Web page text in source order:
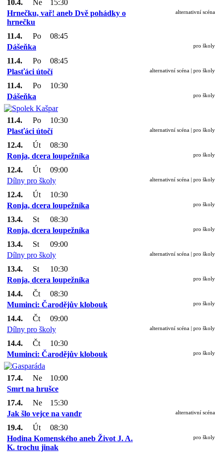
10.4. Ne
15:30
Hrnečku, vař! aneb Dvě pohádky o
hrnečku
alternativní scéna
11.4. Po
08:45
Dášeňka
pro školy
11.4. Po
08:45
Plasťáci útočí
alternativní scéna | pro školy
11.4. Po
10:30
Dášeňka
pro školy
11.4. Po
10:30
Plasťáci útočí
alternativní scéna | pro školy
12.4. Út
08:30
Ronja, dcera loupežníka
pro školy
12.4. Út
09:00
Dílny pro školy
alternativní scéna | pro školy
12.4. Út
10:30
Ronja, dcera loupežníka
pro školy
13.4. St
08:30
Ronja, dcera loupežníka
pro školy
13.4. St
09:00
Dílny pro školy
alternativní scéna | pro školy
13.4. St
10:30
Ronja, dcera loupežníka
pro školy
14.4. Čt
08:30
Muminci: Čarodějův klobouk
pro školy
14.4. Čt
09:00
Dílny pro školy
alternativní scéna | pro školy
14.4. Čt
10:30
Muminci: Čarodějův klobouk
pro školy
17.4. Ne
10:00
Smrt na hrušce
17.4.
Ne
15:30
Jak šlo vejce na vandr
alternativní scéna
19.4. Út
08:30
Hodina Komenského aneb Život J. A.
K. trochu jinak
pro školy